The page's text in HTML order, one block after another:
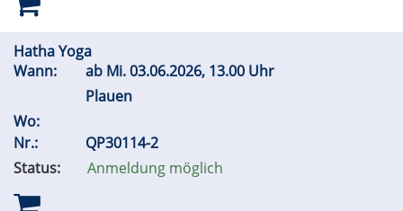
Hatha Yoga
Wann:
ab Mi.03.06.2026, 13.00 Uhr
Plauen
Wo:
Nr.:
QP30114-2
Status:
Anmeldung möglich